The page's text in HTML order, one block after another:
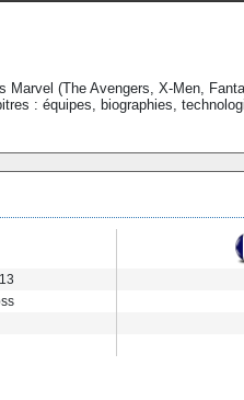
(The Avengers, X-Men,
: équipes, biographies,